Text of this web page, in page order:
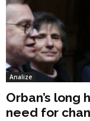
Analize
Orban’s long
need for